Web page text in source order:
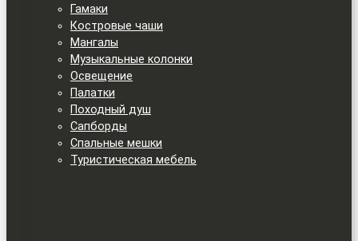
Гамаки
Костровые чаши
Мангалы
Музыкальные колонки
Освещение
Палатки
Походный душ
Сапборды
Спальные мешки
Туристическая мебель